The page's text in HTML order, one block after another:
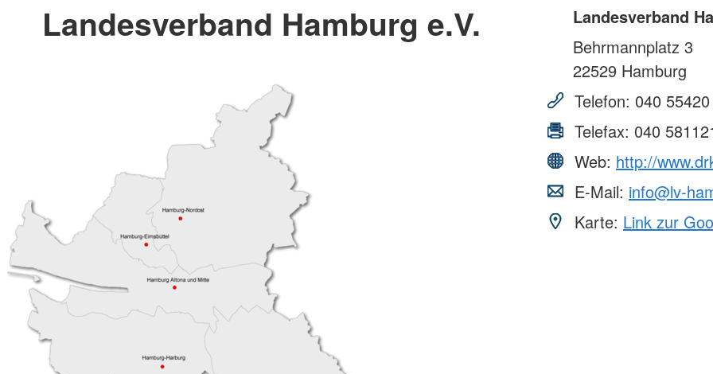
Landesverband Hamburg e.V.
Landesverband
Behrmannplatz 3
22529 Hamburg
Telefon: 040
Telefax: 040
Web: http://
E-Mail: info@lv-
Karte: Link zur